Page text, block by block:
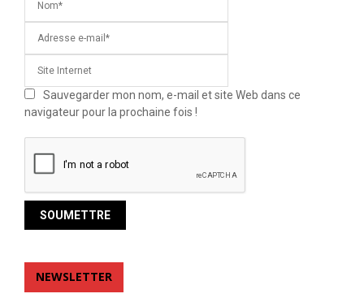
Sauvegarder mon nom, e-mail et site Web dans ce
navigateur pour la prochaine fois !
NEWSLETTER